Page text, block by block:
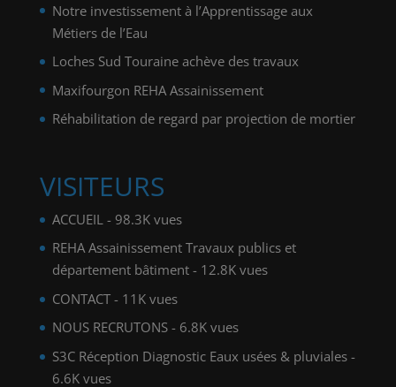
Notre investissement à l’Apprentissage aux
Métiers de l’Eau
Loches Sud Touraine achève des travaux
Maxifourgon REHA Assainissement
Réhabilitation de regard par projection de mortier
VISITEURS
ACCUEIL - 98.3K vues
REHA Assainissement Travaux publics et
département bâtiment- 12.8K vues
CONTACT- 11K vues
NOUS RECRUTONS- 6.8K vues
S3C Réception Diagnostic Eaux usées & pluviales-
6.6K vues